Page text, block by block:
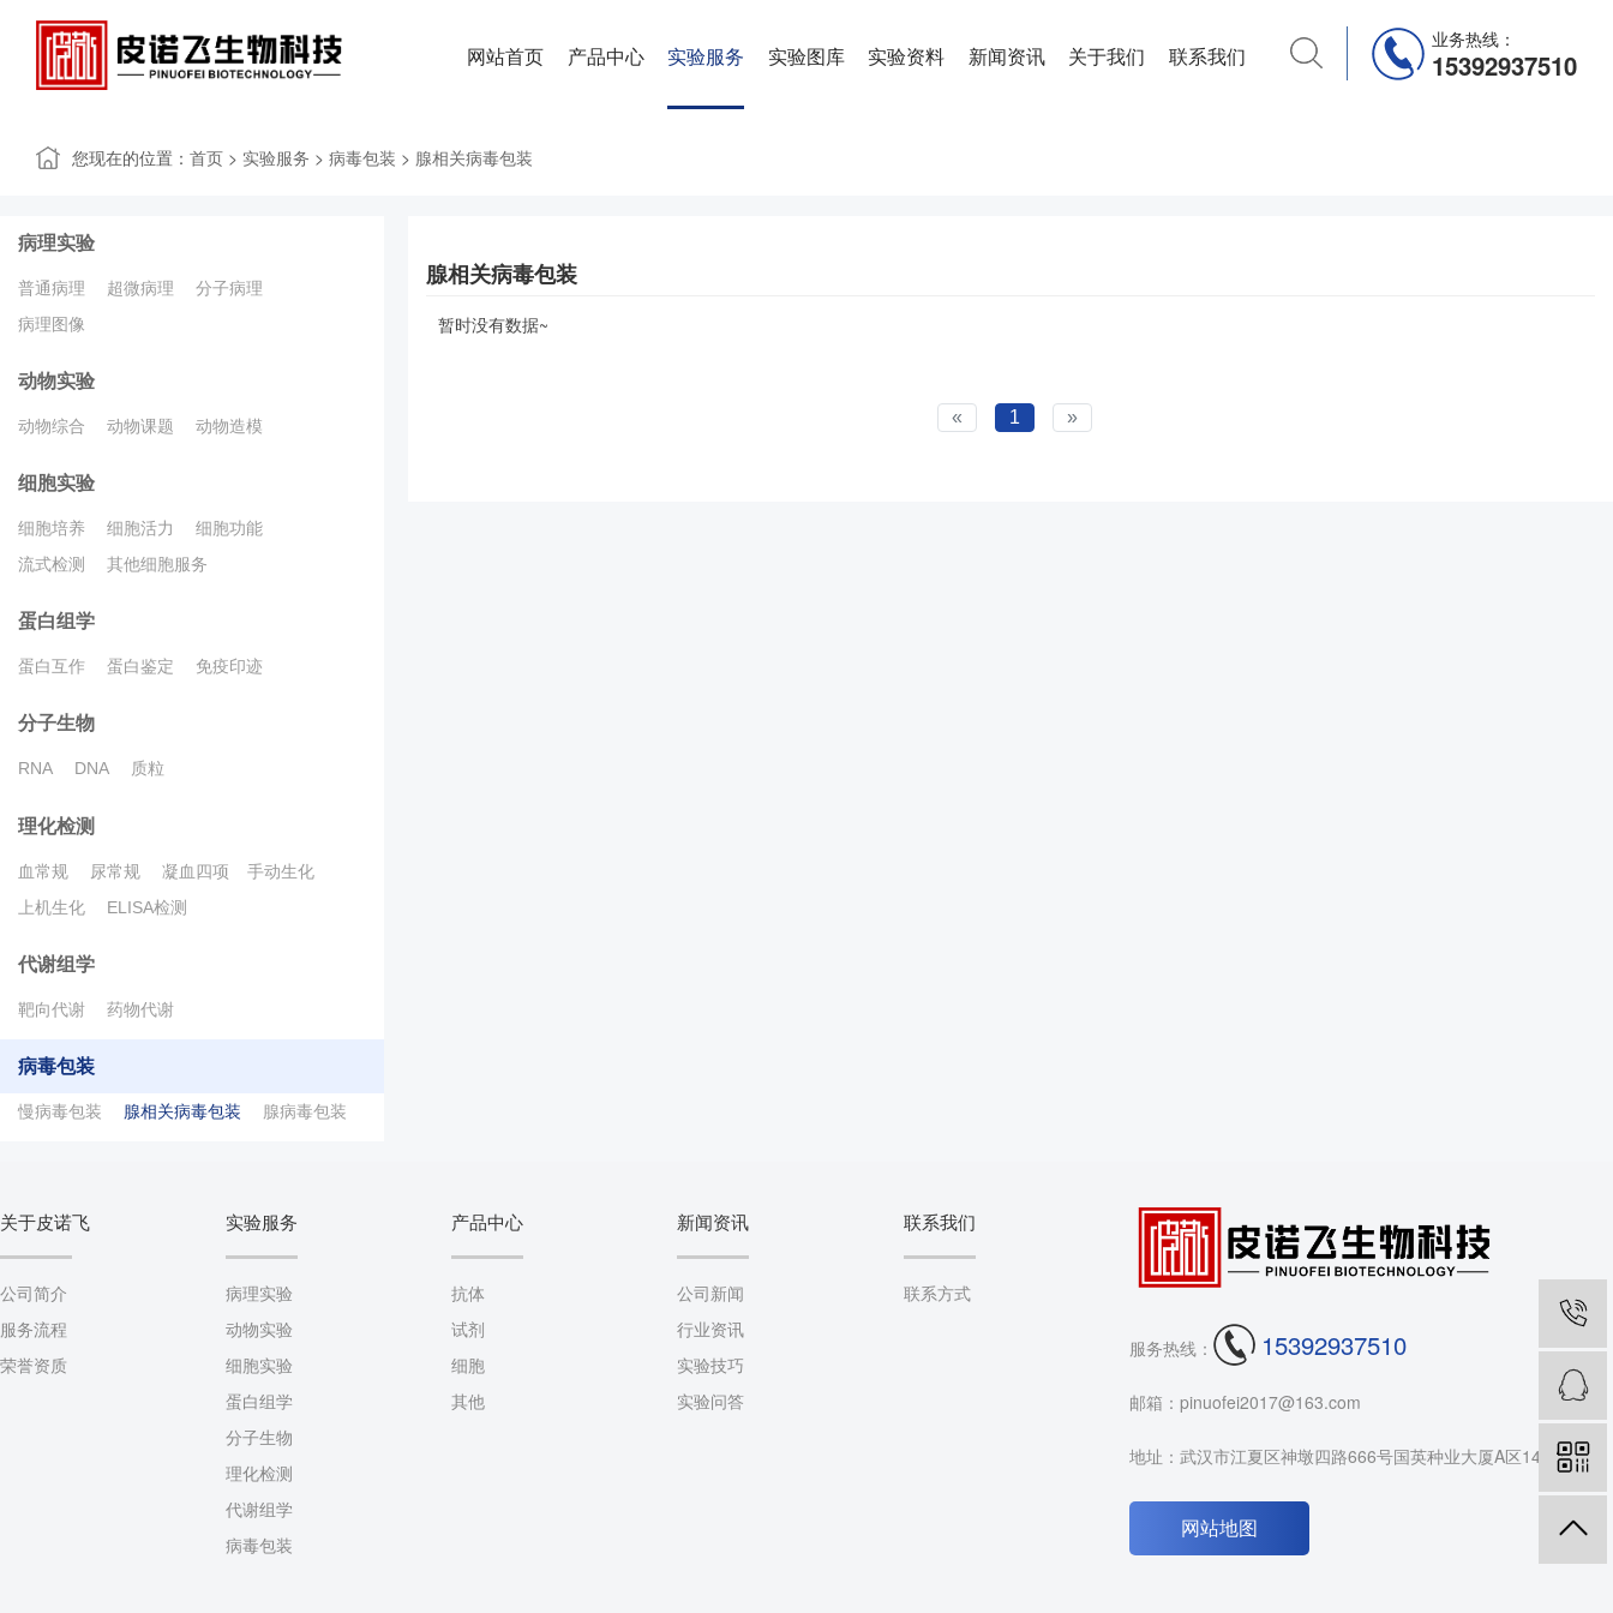
业务热线：
15392937510
网站首页 产品中心 实验服务 实验图库 实验资料 新闻资讯 关于我们 联系我们
您现在的位置： 首页 > 实验服务 > 病毒包装 > 腺相关病毒包装
病理实验
普通病理 超微病理
分子病理
病理图像
动物实验
动物综合 动物课题 动物造模
细胞实验
细胞培养 细胞活力
细胞功能
流式检测
其他细胞服务
蛋白组学
蛋白互作 蛋白鉴定 免疫印迹
分子生物
RNA DNA 质粒
理化检测
血常规 尿常规 凝血四项
手动生化
上机生化
ELISA检测
代谢组学
靶向代谢 药物代谢
病毒包装
慢病毒包装 腺相关病毒包装 腺病毒包装
腺相关病毒包装
暂时没有数据~
« 1 »
关于皮诺飞
公司简介
服务流程
荣誉资质
实验服务
病理实验
动物实验
细胞实验
蛋白组学
分子生物
理化检测
代谢组学
病毒包装
产品中心
抗体
试剂
细胞
其他
新闻资讯
公司新闻
行业资讯
实验技巧
实验问答
联系我们
联系方式
服务热线： 15392937510
邮箱：pinuofei2017@163.com
地址：武汉市江夏区神墩四路666号国英种业大厦A区14F
网站地图